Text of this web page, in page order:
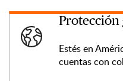
Protección
Estés en
cuentas con